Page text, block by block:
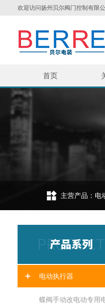
欢迎访问扬州贝尔阀门控制有限
首页
主营产品：电
电动执行器
蝶阀手动改电动专用